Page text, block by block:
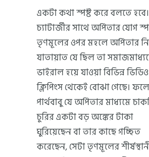
একটা কথা স্পষ্ট করে বলতে হবে।
চ্যাটার্জীর সাথে অর্পিতার যোগ
তৃণমূলের ওপর মহলে অর্পিতার
যাতায়াত যে ছিল তা
ভাইরাল হয়ে যাওয়া বিভিন্ন ভিডিও
ক্লিপিংস থেকেই বোঝা গেছে। ফলে
পার্থবাবু যে অর্পিতার মাধ্যমে
চুরির একটা বড় অঙ্কের টাকা
ঘুরিয়েছেন বা তার কাছে গচ্ছিত
করেছেন, সেটা তৃণমূলের